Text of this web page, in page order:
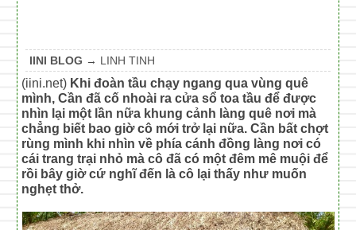
IINI BLOG → LINH TINH
(iini.net) Khi đoàn tầu chạy ngang qua vùng quê
mình, Cần đã cố nhoài ra cửa sổ toa tầu để được
nhìn lại một lần nữa khung cảnh làng quê nơi mà
chẳng biết bao giờ cô mới trở lại nữa. Cần bất chợt
rùng mình khi nhìn về phía cánh đồng làng nơi có
cái trang trại nhỏ mà cô đã có một đêm mê muội để
rồi bây giờ cứ nghĩ đến là cô lại thấy như muốn
nghẹt thở.